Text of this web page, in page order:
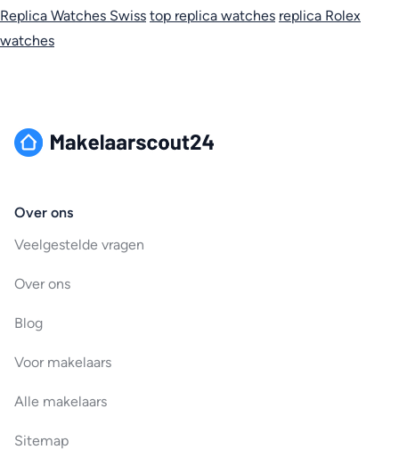
Replica Watches Swiss top replica watches replica Rolex
watches
Over ons
Veelgestelde vragen
Over ons
Blog
Voor makelaars
Alle makelaars
Sitemap